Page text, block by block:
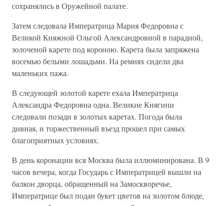
сохранялись в Оружейной палате.
Затем следовала Императрица Мария Федоровна с
Великой Княжной Ольгой Александровной в парадной,
золоченой карете под короною. Карета была запряжена
восемью белыми лошадьми. На ремнях сидели два
маленьких пажа.
В следующей золотой карете ехала Императрица
Александра Федоровна одна. Великие Княгини
следовали позади в золотых каретах. Погода была
дивная, и торжественный въезд прошел при самых
благоприятных условиях.
В день коронации вся Москва была иллюминирована. В 9
часов вечера, когда Государь с Императрицей вышли на
балкон дворца, обращенный на Замоскворечье,
Императрице был подан букет цветов на золотом блюде,